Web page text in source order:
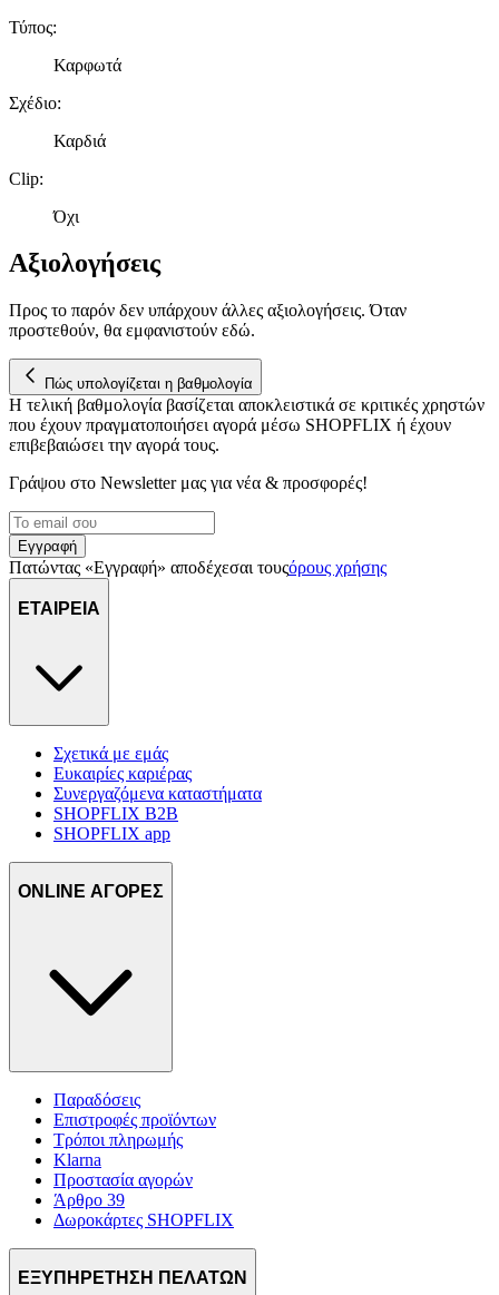
πληροφορίες σχετικά με την από μέρους σας χρήση της
τοποθεσίας μας στους συνεργάτες μέσων κοινωνικής
δικτύωσης, διαφημίσεων και ανάλυσης.
Τύπος:
Καρφωτά
Σχέδιο:
Καρδιά
Clip:
Όχι
Αξιολογήσεις
Προς το παρόν δεν υπάρχουν άλλες αξιολογήσεις. Όταν
προστεθούν, θα εμφανιστούν εδώ.
Πώς υπολογίζεται η βαθμολογία
Η τελική βαθμολογία βασίζεται αποκλειστικά σε κριτικές χρηστών
που έχουν πραγματοποιήσει αγορά μέσω SHOPFLIX ή έχουν
επιβεβαιώσει την αγορά τους.
Γράψου στο Νewsletter μας για νέα & προσφορές!
Εγγραφή
Πατώντας «Εγγραφή» αποδέχεσαι τουςόρους χρήσης
ΕΤΑΙΡΕΙΑ
Σχετικά με εμάς
Ευκαιρίες καριέρας
Συνεργαζόμενα καταστήματα
SHOPFLIX B2B
SHOPFLIX app
ONLINE ΑΓΟΡΕΣ
Παραδόσεις
Επιστροφές προϊόντων
Τρόποι πληρωμής
Klarna
Προστασία αγορών
Άρθρο 39
Δωροκάρτες SHOPFLIX
ΕΞΥΠΗΡΕΤΗΣΗ ΠΕΛΑΤΩΝ